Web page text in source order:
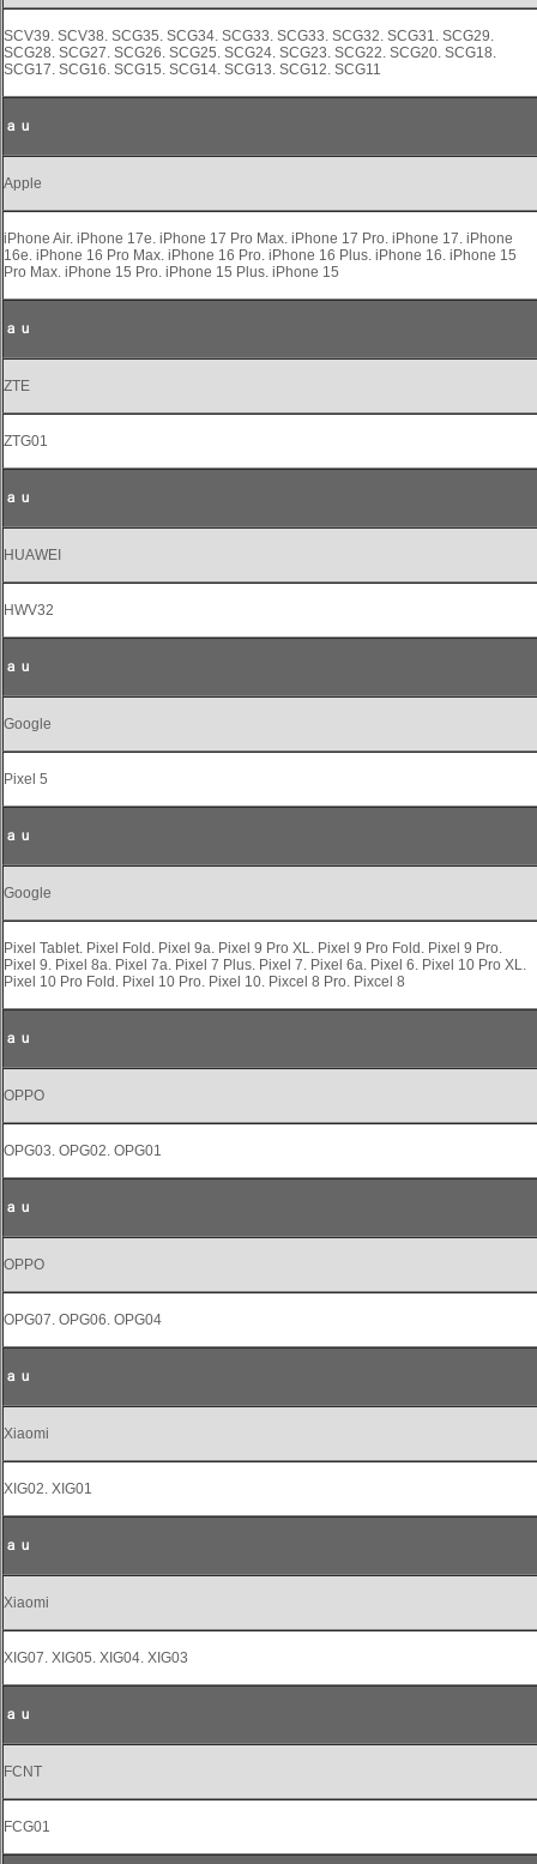
SCV39. SCV38. SCG35. SCG34. SCG33. SCG33. SCG32. SCG31. SCG29.
SCG28. SCG27. SCG26. SCG25. SCG24. SCG23. SCG22. SCG20. SCG18.
SCG17. SCG16. SCG15. SCG14. SCG13. SCG12. SCG11
ａｕ
Apple
iPhone Air. iPhone 17e. iPhone 17 Pro Max. iPhone 17 Pro. iPhone 17. iPhone
16e. iPhone 16 Pro Max. iPhone 16 Pro. iPhone 16 Plus. iPhone 16. iPhone 15
Pro Max. iPhone 15 Pro. iPhone 15 Plus. iPhone 15
ａｕ
ZTE
ZTG01
ａｕ
HUAWEI
HWV32
ａｕ
Google
Pixel 5
ａｕ
Google
Pixel Tablet. Pixel Fold. Pixel 9a. Pixel 9 Pro XL. Pixel 9 Pro Fold. Pixel 9 Pro.
Pixel 9. Pixel 8a. Pixel 7a. Pixel 7 Plus. Pixel 7. Pixel 6a. Pixel 6. Pixel 10 Pro XL.
Pixel 10 Pro Fold. Pixel 10 Pro. Pixel 10. Pixcel 8 Pro. Pixcel 8
ａｕ
OPPO
OPG03. OPG02. OPG01
ａｕ
OPPO
OPG07. OPG06. OPG04
ａｕ
Xiaomi
XIG02. XIG01
ａｕ
Xiaomi
XIG07. XIG05. XIG04. XIG03
ａｕ
FCNT
FCG01